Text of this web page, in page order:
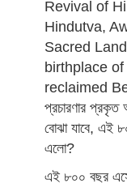
Revival of
Hindutva,
Sacred
birthplace
reclaimed
প্রচারণার প্রকৃত
বোঝা যাবে, এই
এলো?
এই ৮০০ বছর